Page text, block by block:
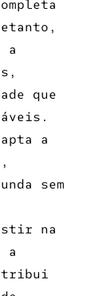
a
que
a
sem
na
a